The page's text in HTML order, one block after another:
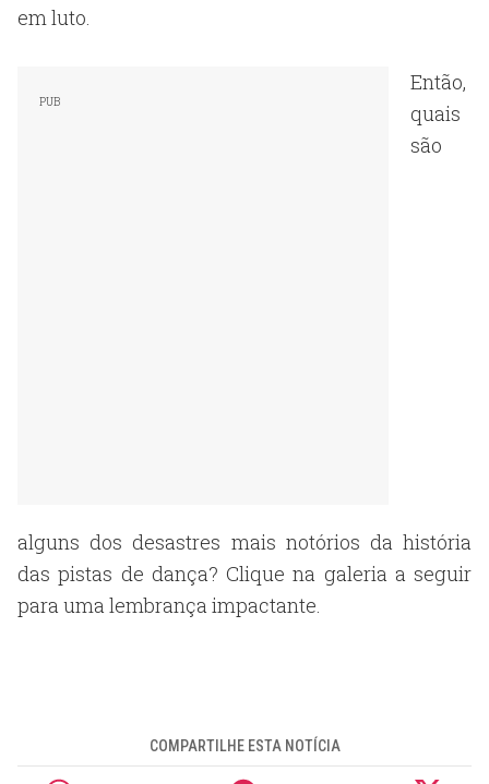
em luto.
Então,
quais
são
alguns dos desastres mais notórios da história
das pistas de dança? Clique na galeria a seguir
para uma lembrança impactante.
COMPARTILHE ESTA NOTÍCIA